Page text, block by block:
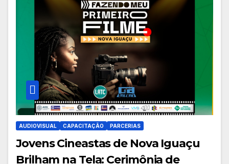
AUDIOVISUAL CAPACITAÇÃO PARCERIAS
Jovens Cineastas de Nova Iguaçu
Brilham na Tela: Cerimônia de